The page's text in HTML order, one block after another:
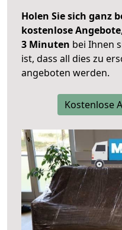
Holen Sie sich ganz
kostenlose Angebote
3 Minuten bei Ihnen
ist, dass all dies zu
angeboten werden.
Kostenlose